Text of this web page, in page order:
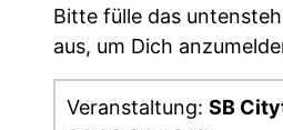
Bitte fülle das
aus, um Dich
Veranstaltung: SB